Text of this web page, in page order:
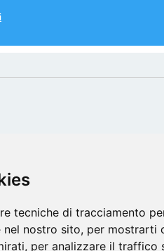
tecniche di tracciamento
nel nostro sito, per mostrarti
per analizzare il traffico